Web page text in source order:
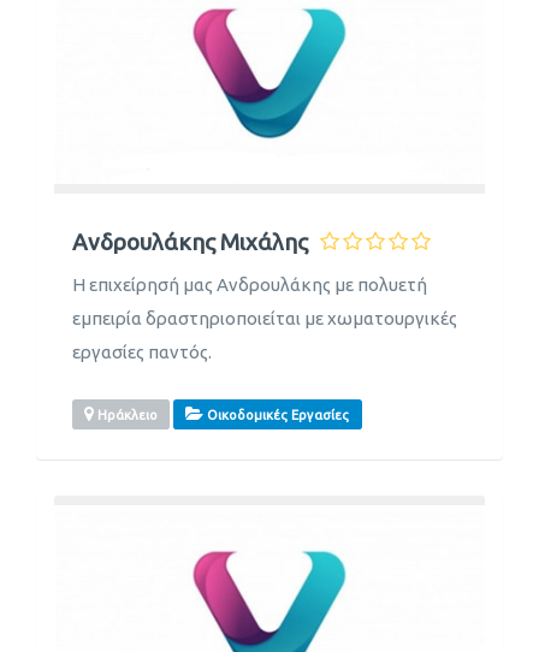
Ανδρουλάκης Μιχάλης
Η επιχείρησή μας Ανδρουλάκης με πολυετή
εμπειρία δραστηριοποιείται με χωματουργικές
εργασίες παντός.
Ηράκλειο Οικοδομικές Εργασίες